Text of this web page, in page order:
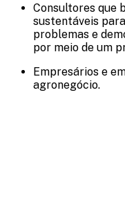
Consultores que
sustentáveis
problemas e
por meio de um
Empresários e
agronegócio.